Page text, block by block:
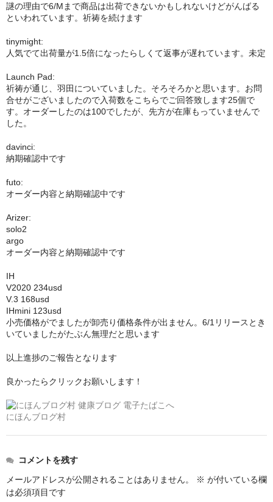
Kaloud
RF
NOMAD
MEXANIKA
Maklaud
HMS
ChillCloud(チルクラウド）
AL FAKHER(アルファーヘル）
Eternal Smoke
FUMARI
謎の理由で6/Mまで商品は出荷できないかもしれないけどがんばる
といわれています。祈祷を続けます
tinymight:
人気でて出荷量が1.5倍になったらしくて返事が遅れています。未定
Launch Pad:
祈祷が通じ、羽田についていました。そろそろかと思います。お問
合せがございましたので入荷数をこちらでご回答致します25個で
す。オーダーしたのは100でしたが、先方が在庫もっていませんで
した。
davinci:
納期確認中です
futo:
オーダー内容と納期確認中です
Arizer:
solo2
argo
オーダー内容と納期確認中です
IH
V2020 234usd
V.3 168usd
IHmini 123usd
小売価格がでましたが卸売り価格条件が出ません。6/1リリースとき
いていましたがたぶん無理だと思います
以上進捗のご報告となります
良かったらクリックお願いします！
にほんブログ村
コメントを残す
メールアドレスが公開されることはありません。
※ が付いている欄
は必須項目です